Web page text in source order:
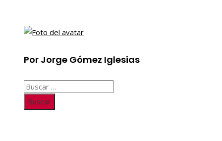
Por Jorge Gómez Iglesias
Buscar: